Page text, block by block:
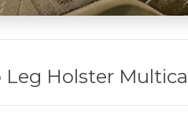
Leg Holster